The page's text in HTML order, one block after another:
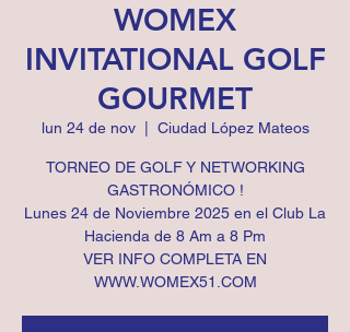
WOMEX
INVITATIONAL GOLF
GOURMET
lun 24 de nov
  |
Ciudad López Mateos
TORNEO DE GOLF Y NETWORKING
GASTRONÓMICO !
Lunes 24 de Noviembre 2025 en el Club La
Hacienda de 8 Am a 8 Pm
VER INFO COMPLETA EN
WWW.WOMEX51.COM